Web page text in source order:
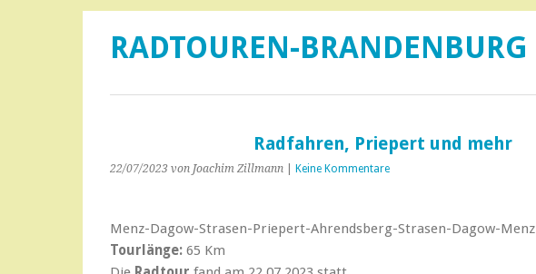
RADTOUREN-BRANDENBURG
Radfahren, Priepert und mehr
22/07/2023 von Joachim Zillmann Keine Kommentare
Menz-Dagow-Strasen-Priepert-Ahrendsberg-Strasen-Dagow-Menz
Tourlänge: 65 Km